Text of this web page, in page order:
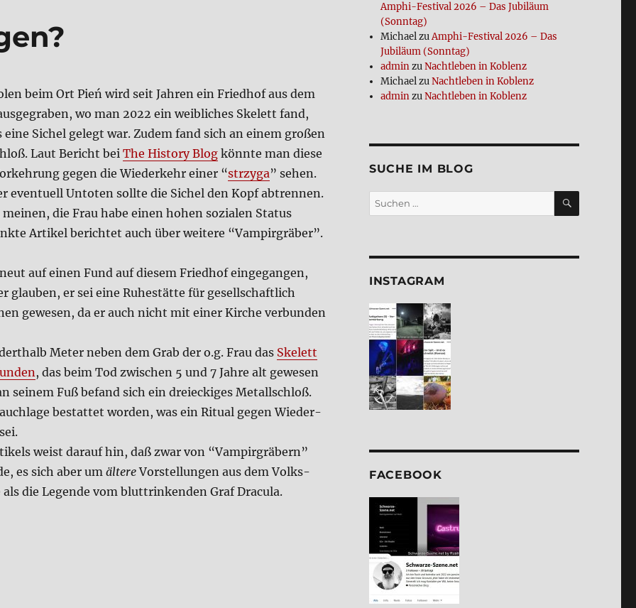
beim Ort Pień wird seit Jah­ren ein Fried­hof aus dem
wo man 2022 ein weib­li­ches Ske­lett fand,
eine Sichel gelegt war. Zudem fand sich an einem gro­ßen
Laut Bericht bei The Histo­ry Blogkönn­te man die­se
gegen die Wie­der­kehr einer “strzy­ga” sehen.
even­tu­ell Unto­ten soll­te die Sichel den Kopf abtren­nen.
die Frau habe einen hohen sozia­len Sta­tus
Arti­kel berich­tet auch über wei­te­re “Vam­pir­grä­ber”.
auf einen Fund auf die­sem Fried­hof ein­ge­gan­gen,
glau­ben, er sei eine Ruhe­stät­te für gesell­schaft­lich
gewe­sen, da er auch nicht mit einer Kir­che ver­bun­den
Meter neben dem Grab der o.g. Frau das Ske­lett
, das beim Tod zwi­schen 5 und 7 Jah­re alt gewe­sen
sei­nem Fuß befand sich ein drei­ecki­ges Metall­schloß.
bestat­tet wor­den, was ein Ritu­al gegen Wie­der­
weist dar­auf hin, daß zwar von “Vam­pir­grä­bern”
es sich aber um älte­reVor­stel­lun­gen aus dem Volks­
als die Legen­de vom blut­trin­ken­den Graf Dra­cu­la.
Amphi-Festi­val 2026 – Das Jubi­lä­um
(Sonn­tag)
MichaelzuAmphi-Festi­val 2026 – Das
Jubi­lä­um (Sonn­tag)
adminzuNacht­le­ben in Koblenz
MichaelzuNacht­le­ben in Koblenz
adminzuNacht­le­ben in Koblenz
SUCHE IM BLOG
Suchen
nach:
SUCHEN
INSTA­GRAM
FACE­BOOK